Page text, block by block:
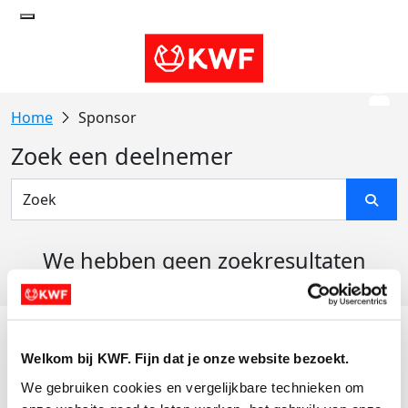
Welkom bij KWF. Fijn dat je onze website bezoekt.
We gebruiken cookies en vergelijkbare technieken om
Sponsor
Zoek een deelnemer
We hebben geen zoekresultaten
Actiematerialen
Evenementen